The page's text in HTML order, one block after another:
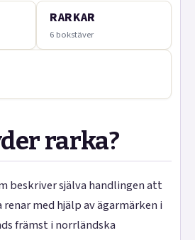
RARKAR
6 bokstäver
rarka?
beskriver själva handlingen att
renar med hjälp av ägarmärken i
främst i norrländska